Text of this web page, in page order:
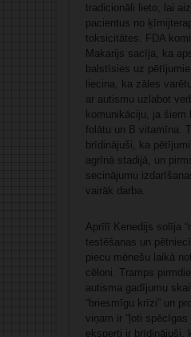
tradicionāli lieto, lai
pacientus no
toksicitātes. FDA
Makarijs sacīja, ka
balstīsies uz
liecina, ka zāles
ar autismu uzlabot
komunikāciju, ja šiem
folātu un B vitamīna.
brīdinājuši, ka
agrīnā stadijā, un
secinājumu
vairāk darba.
Aprīlī Kenedijs solīja
testēšanas un
piecu mēnešu laikā
cēloni. Tramps
autisma gadījumu
“briesmīgu krīzi” un
viņam ir “ļoti spēcīgas
eksperti ir brīdinājuši,